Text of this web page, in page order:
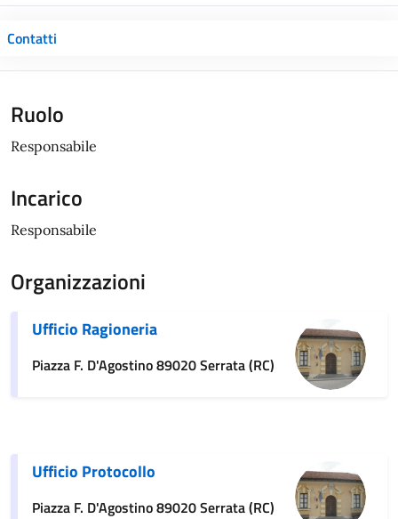
Contatti
Ruolo
Responsabile
Incarico
Responsabile
Organizzazioni
Ufficio Ragioneria
Piazza F. D'Agostino 89020 Serrata (RC)
Ufficio Protocollo
Piazza F. D'Agostino 89020 Serrata (RC)